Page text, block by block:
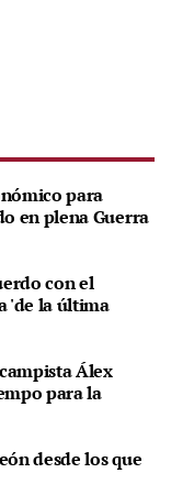
para
en plena Guerra
con el
'de la última
Álex
para la
desde los que